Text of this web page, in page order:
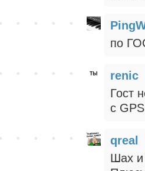
по
renic
Гост
с
qreal
Шах и